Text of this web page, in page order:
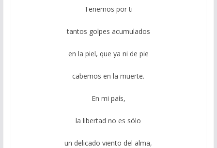
Tenemos por ti
tantos golpes acumulados
en la piel, que ya ni de pie
cabemos en la muerte.
En mi país,
la libertad no es sólo
un delicado viento del alma,